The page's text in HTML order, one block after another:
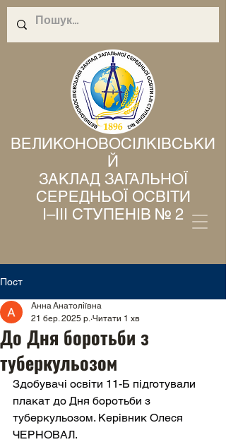
ВЕЛИКОНОВОСІЛКІВСЬКИ
Й
ЗАКЛАД ЗАГАЛЬНОЇ
СЕРЕДНЬОЇ ОСВІТИ
І–ІІІ СТУПЕНІВ № 2
Пост
До Дня боротьби з
туберкульозом
Анна Анатоліївна
21 бер. 2025 р. Читати 1 хв
Здобувачі освіти 11-Б підготували
плакат до Дня боротьби з
туберкульозом. Керівник Олеся
ЧЕРНОВАЛ.